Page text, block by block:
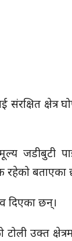
क्षेत्र
जडीबुटी
रहेको बताएका
दिएका छन्।
उक्त